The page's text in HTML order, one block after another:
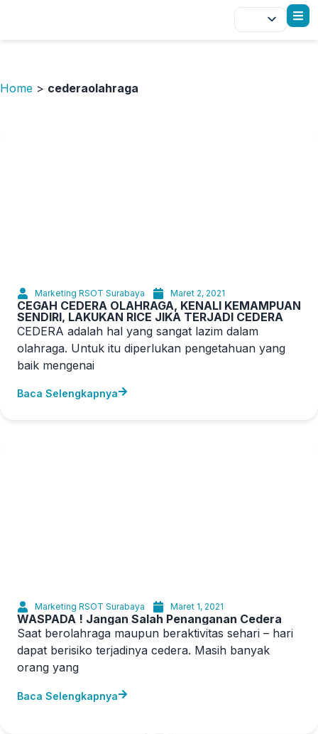
Home > cederaolahraga
Marketing RSOT Surabaya Maret 2, 2021
CEGAH CEDERA OLAHRAGA, KENALI KEMAMPUAN
SENDIRI, LAKUKAN RICE JIKA TERJADI CEDERA
CEDERA adalah hal yang sangat lazim dalam
olahraga. Untuk itu diperlukan pengetahuan yang
baik mengenai
Baca Selengkapnya
Marketing RSOT Surabaya Maret 1, 2021
WASPADA ! Jangan Salah Penanganan Cedera
Saat berolahraga maupun beraktivitas sehari – hari
dapat berisiko terjadinya cedera. Masih banyak
orang yang
Baca Selengkapnya